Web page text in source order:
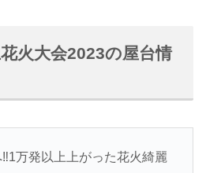
火大会2023の屋台情
万発以上上がった花火綺麗